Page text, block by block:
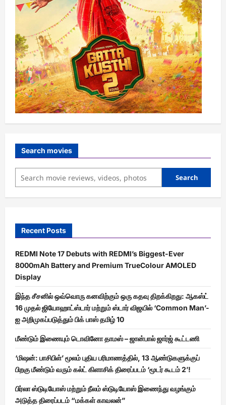
Search movies
Search
Recent Posts
REDMI Note 17 Debuts with REDMI’s Biggest-Ever
8000mAh Battery and Premium TrueColour AMOLED
Display
இந்த சீசனில் ஒவ்வொரு கனவிற்கும் ஒரு கதவு திறக்கிறது: ஆகஸ்ட்
16 முதல் ஜியோஹாட்ஸ்டார் மற்றும் ஸ்டார் விஜயில் ‘Common Man’-
ஐ அறிமுகப்படுத்தும் பிக் பாஸ் தமிழ் 10
மீண்டும் இணையும் டொவினோ தாமஸ் – ஜான்பால் ஜார்ஜ் கூட்டணி
‘மிஷன்: பாசிபிள்’ மூலம் புதிய பரிமாணத்தில், 13 ஆண்டுகளுக்குப்
பிறகு மீண்டும் வரும் கல்ட் கிளாசிக் திரைப்படம் ‘மூடர் கூடம் 2’!
பிர்லா ஸ்டுடியோஸ் மற்றும் நீலம் ஸ்டுடியோஸ் இணைந்து வழங்கும்
அடுத்த திரைப்படம் “மக்கள் காவலன்”